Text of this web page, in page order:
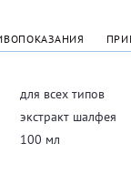
для всех типов
экстракт шалфея
100 мл